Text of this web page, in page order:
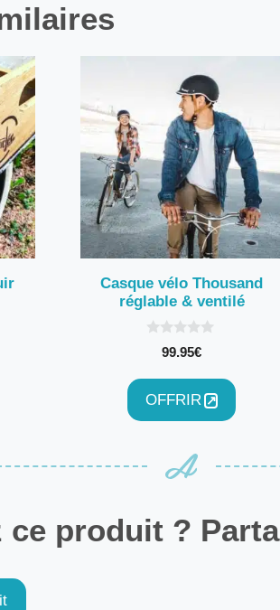
Casque vélo Thousand
réglable & ventilé
5
99.95€
OFFRIR
ce produit ?